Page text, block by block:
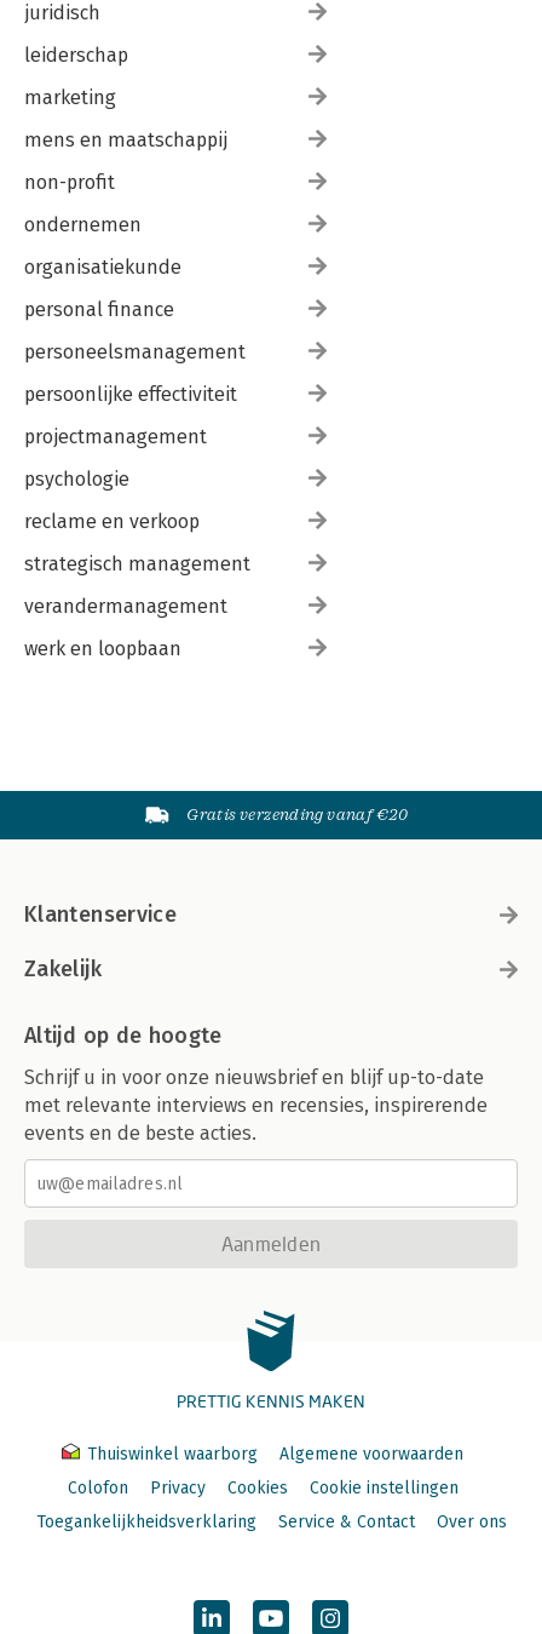
juridisch
leiderschap
marketing
mens en maatschappij
non-profit
ondernemen
organisatiekunde
personal finance
personeelsmanagement
persoonlijke effectiviteit
projectmanagement
psychologie
reclame en verkoop
strategisch management
verandermanagement
werk en loopbaan
Gratis verzending vanaf €20
Klantenservice
Zakelijk
Altijd op de hoogte
Schrijf u in voor onze nieuwsbrief en blijf up-to-date
met relevante interviews en recensies, inspirerende
events en de beste acties.
Aanmelden
PRETTIG KENNIS MAKEN
Thuiswinkel waarborg
Algemene voorwaarden
Colofon
Privacy Cookies
Cookie instellingen
Toegankelijkheidsverklaring
Service & Contact Over ons